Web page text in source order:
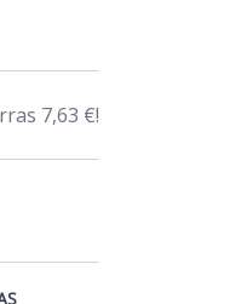
7,63 €!